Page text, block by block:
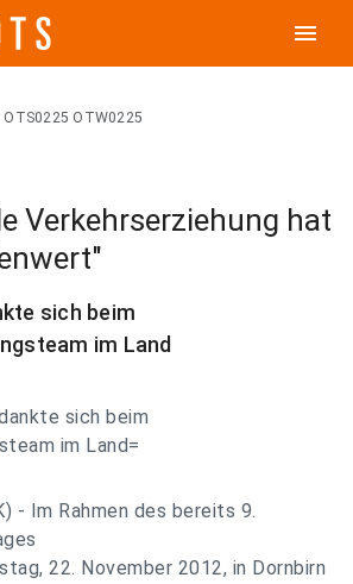
menu
OTS0225 OTW0225
Verkehrserziehung hat
sich beim
im Land
sich beim
im Land=
- Im Rahmen des bereits 9.
22. November 2012, in Dornbirn